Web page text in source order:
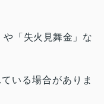
「失火見舞金」な
いる場合がありま